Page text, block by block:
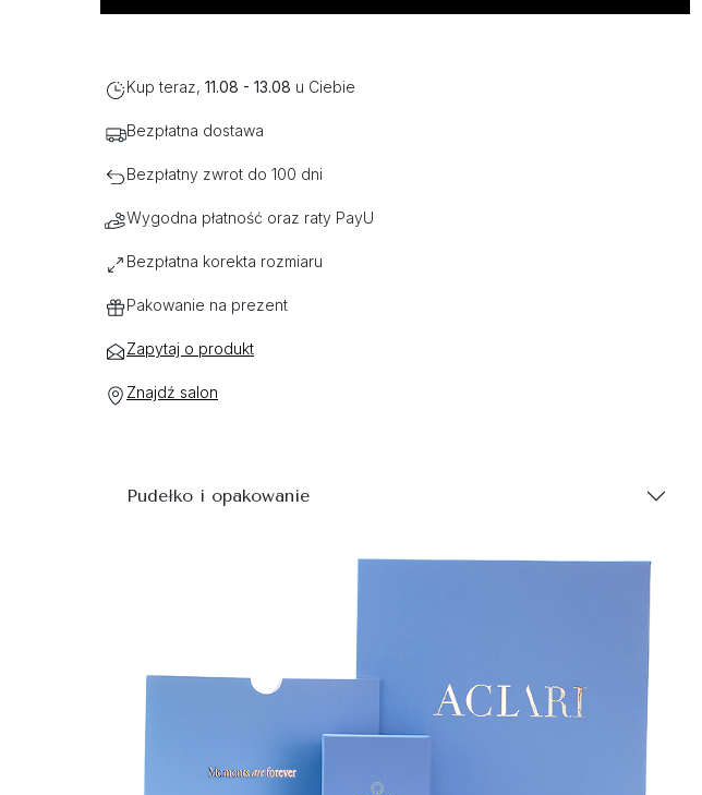
Kup teraz, 11.08 - 13.08 u Ciebie
Bezpłatna dostawa
Bezpłatny zwrot do 100 dni
Wygodna płatność oraz raty PayU
Bezpłatna korekta rozmiaru
Pakowanie na prezent
Zapytaj o produkt
Znajdź salon
Pudełko i opakowanie